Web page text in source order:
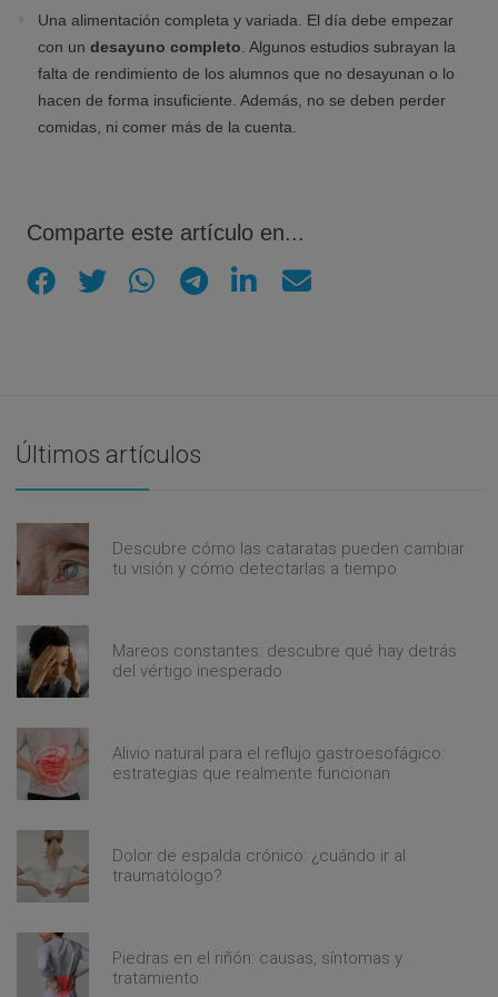
Una alimentación completa y variada. El día debe empezar
con un desayuno completo . Algunos estudios subrayan la
falta de rendimiento de los alumnos que no desayunan o lo
hacen de forma insuficiente. Además, no se deben perder
comidas, ni comer más de la cuenta.
Comparte este artículo en...
Últimos artículos
Descubre cómo las cataratas pueden cambiar
tu visión y cómo detectarlas a tiempo
Mareos constantes: descubre qué hay detrás
del vértigo inesperado
Alivio natural para el reflujo gastroesofágico:
estrategias que realmente funcionan
Dolor de espalda crónico: ¿cuándo ir al
traumatólogo?
Piedras en el riñón: causas, síntomas y
tratamiento